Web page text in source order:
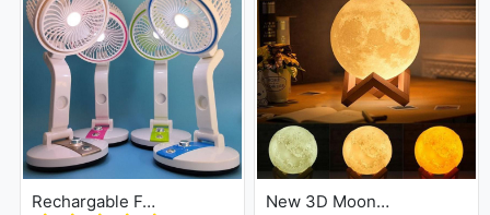
Rechargable Folding Table Fan With LED Light New 3D Moon Lamp 16 Colors Remote & Touching system